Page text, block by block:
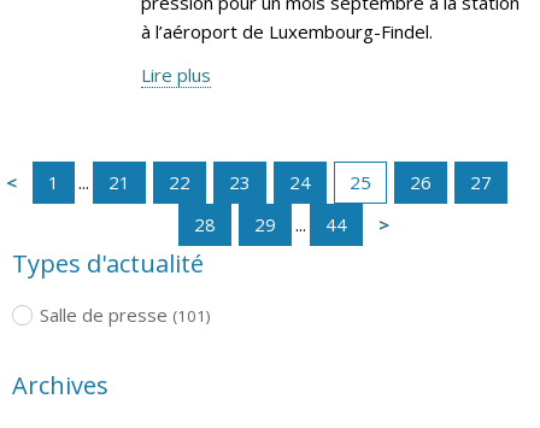
à l’aéroport de Luxembourg-Findel.
Lire plus
1 ... 21 22 23 24 25 26
27
28
29 ... 44
Types d'actualité
Salle de presse (101)
Archives